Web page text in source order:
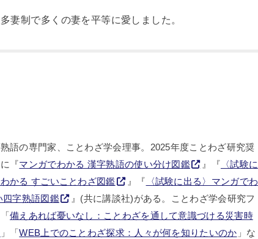
妻制で多くの妻を平等に愛しました。
語の専門家、ことわざ学会理事。2025年度ことわざ研究奨
『マンガでわかる 漢字熟語の使い分け図鑑 』『 〈試験に
かる すごいことわざ図鑑
』『 〈試験に出る〉マンガでわ
四字熟語図鑑
』(共に講談社)がある。ことわざ学会研究フ
備えあれば憂いなし：ことわざを通して意識づける災害時
」「WEB上でのことわざ探求：人々が何を知りたいのか 」な